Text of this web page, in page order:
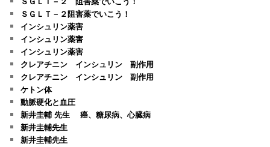
ＳＧＬＴ－２阻害薬でいこう！
インシュリン薬害
インシュリン薬害
インシュリン薬害
クレアチニン インシュリン 副作用
クレアチニン インシュリン 副作用
ケトン体
動脈硬化と血圧
新井圭輔 先生 癌、糖尿病、心臓病
新井圭輔先生
新井圭輔先生